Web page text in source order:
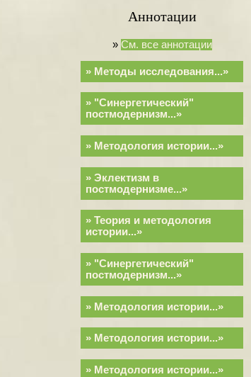
Аннотации
» См. все аннотации
» Методы исследования...»
» "Синергетический"
постмодернизм...»
» Методология истории...»
» Эклектизм в
постмодернизме...»
» Теория и методология
истории...»
» "Синергетический"
постмодернизм...»
» Методология истории...»
» Методология истории...»
» Методология истории...»